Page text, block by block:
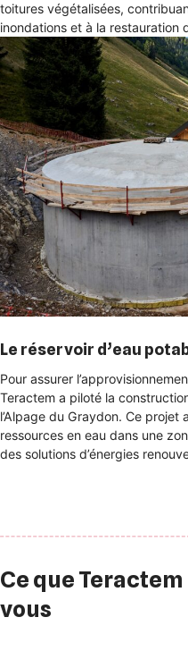
toitures végétalisées,
inondations et à la restauration
Le réservoir d’eau
Pour assurer
Teractem a piloté la
l’Alpage du Graydon. Ce projet
ressources en eau dans une
des solutions d’énergies
Ce que
vous